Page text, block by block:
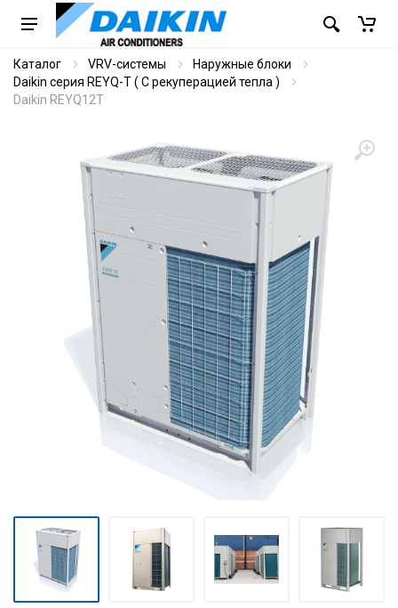
Каталог VRV-системы
Наружные блоки
Daikin серия REYQ-T ( С рекуперацией тепла )
Daikin REYQ12T